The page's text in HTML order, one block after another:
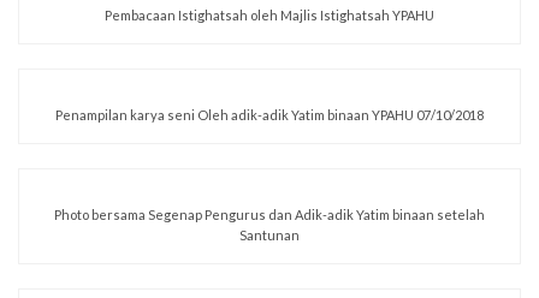
Pembacaan Istighatsah oleh Majlis Istighatsah YPAHU
Penampilan karya seni Oleh adik-adik Yatim binaan YPAHU 07/10/2018
Photo bersama Segenap Pengurus dan Adik-adik Yatim binaan setelah
Santunan